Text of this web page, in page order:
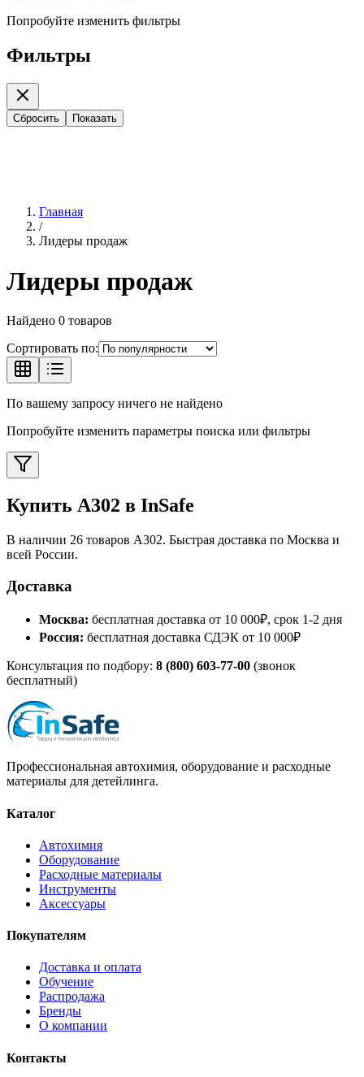
Попробуйте изменить фильтры
Фильтры
Сбросить Показать
Главная
/
Лидеры продаж
Лидеры продаж
Найдено 0 товаров
Сортировать по:
По вашему запросу ничего не найдено
Попробуйте изменить параметры поиска или фильтры
Купить A302 в InSafe
В наличии 26 товаров A302. Быстрая доставка по Москва и
всей России.
Доставка
Москва: бесплатная доставка от 10 000₽, срок 1-2 дня
Россия: бесплатная доставка СДЭК от 10 000₽
Консультация по подбору: 8 (800) 603-77-00 (звонок
бесплатный)
Профессиональная автохимия, оборудование и расходные
материалы для детейлинга.
Каталог
Автохимия
Оборудование
Расходные материалы
Инструменты
Аксессуары
Покупателям
Доставка и оплата
Обучение
Распродажа
Бренды
О компании
Контакты